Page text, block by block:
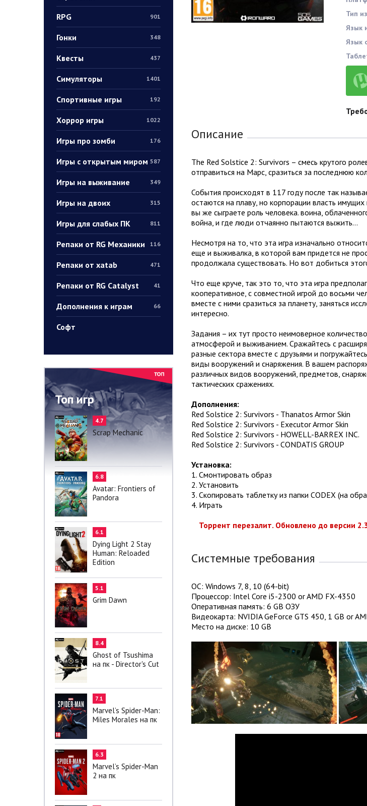
RPG 901
Гонки 348
Квесты 437
Симуляторы 1401
Спортивные игры 192
Хоррор игры 1022
Игры про зомби 176
Игры с открытым миром 587
Игры на выживание 349
Игры на двоих 315
Игры для слабых ПК 811
Репаки от RG Механики 116
Репаки от xatab 471
Репаки от RG Catalyst 41
Дополнения к играм 66
Софт
Топ игр
4.7
Scrap Mechanic
6.8
Avatar: Frontiers of
Pandora
6.1
Dying Light 2 Stay
Human: Reloaded
Edition
5.1
Grim Dawn
8.4
Ghost of Tsushima
на пк - Director's Cut
7.1
Marvel’s Spider-Man:
Miles Morales на пк
6.3
Marvel’s Spider-Man
2 на пк
Тип
Язык
Язык
Описание
The Red Solstice 2: Survivors – смесь крутого
отправиться на Марс, сразиться за последнюю
События происходят в 117 году после так
остаются на плаву, но корпорации власть
вы же сыграете роль человека. воина,
война, и где люди отчаянно пытаются выжить…
Несмотря на то, что эта игра изначально
еще и выживалка, в которой вам придется не
продолжала существовать. Но вот добиться
Что еще круче, так это то, что эта игра
кооперативное, с совместной игрой до восьми
вместе с ними сразиться за планету, заняться
интересно.
Задания – их тут просто неимоверное
атмосферой и выживанием. Сражайтесь с
разные сектора вместе с друзьями и
виды вооружений и снаряжения. В вашем
различных видов вооружений, предметов,
тактических сражениях.
Дополнения:
Red Solstice 2: Survivors - Thanatos Armor Skin
Red Solstice 2: Survivors - Executor Armor Skin
Red Solstice 2: Survivors - HOWELL-BARREX INC.
Red Solstice 2: Survivors - CONDATIS GROUP
Установка:
1. Смонтировать образ
2. Установить
3. Скопировать таблетку из папки CODEX (на
4. Играть
Торрент перезалит. Обновлено до версии
Системные требования
ОС: Windows 7, 8, 10 (64-bit)
Процессор: Intel Core i5-2300 or AMD FX-4350
Оперативная память: 6 GB ОЗУ
Видеокарта: NVIDIA GeForce GTS 450, 1 GB or
Место на диске: 10 GB